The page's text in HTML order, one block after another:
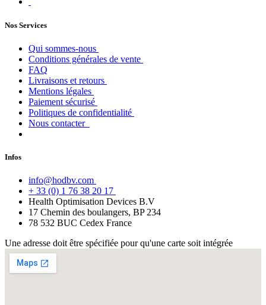
Nos Services
Qui sommes-nous
Conditions générales de vente
FAQ
Livraisons et retours
Mentions légales
Paiement sécurisé
Politiques de confidentialité
Nous contacter
Infos
info@hodbv.com
+ 33 (0) 1 76 38 20 17
Health Optimisation Devices B.V
17 Chemin des boulangers, BP 234
78 532 BUC Cedex France
Une adresse doit être spécifiée pour qu'une carte soit intégrée